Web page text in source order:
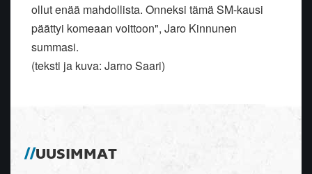
ollut enää mahdollista. Onneksi tämä SM-kausi
päättyi komeaan voittoon", Jaro Kinnunen
summasi.
(teksti ja kuva: Jarno Saari)
UUSIMMAT